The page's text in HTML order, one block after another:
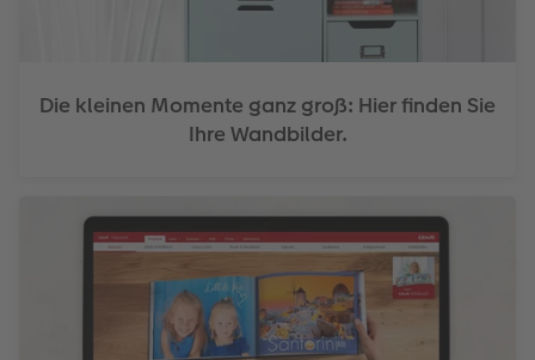
Die kleinen Momente ganz groß: Hier finden Sie
Ihre Wandbilder.